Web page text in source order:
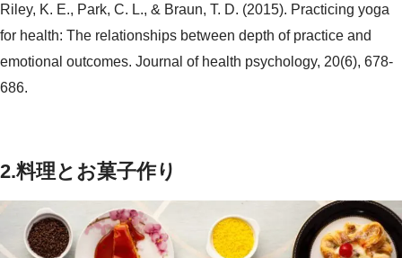
Riley, K. E., Park, C. L., & Braun, T. D. (2015). Practicing yoga
for health: The relationships between depth of practice and
emotional outcomes. Journal of health psychology, 20(6), 678-
686.
2.料理とお菓子作り